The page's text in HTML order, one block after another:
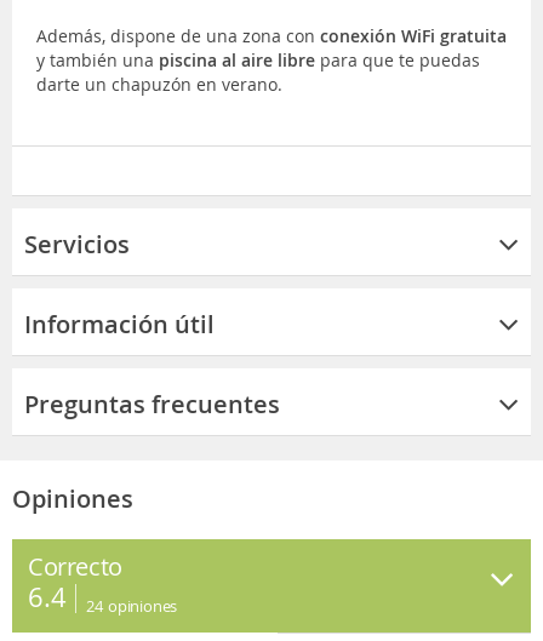
Además, dispone de una zona con conexión WiFi gratuita
y también una piscina al aire libre para que te puedas
darte un chapuzón en verano.
Servicios
Información útil
Preguntas frecuentes
Opiniones
Correcto
6.4 24 opiniones